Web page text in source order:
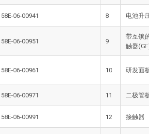
58E-06-00941 8 电池升
58E-06-00951 9
带互锁
触器
58E-06-00961 10 研发面
58E-06-00971 11 二极管
58E-06-00991 12 接触器